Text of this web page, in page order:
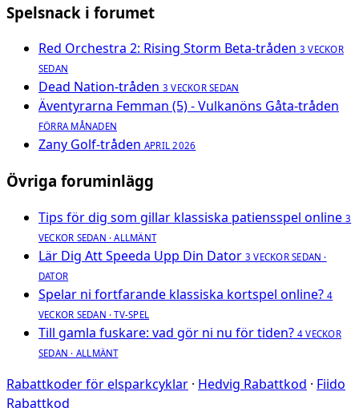
Spelsnack i forumet
Red Orchestra 2: Rising Storm Beta-tråden 3 VECKOR
SEDAN
Dead Nation-tråden 3 VECKOR SEDAN
Äventyrarna Femman (5) - Vulkanöns Gåta-tråden
FÖRRA MÅNADEN
Zany Golf-tråden APRIL 2026
Övriga foruminlägg
Tips för dig som gillar klassiska patiensspel online 3
VECKOR SEDAN · ALLMÄNT
Lär Dig Att Speeda Upp Din Dator 3 VECKOR SEDAN ·
DATOR
Spelar ni fortfarande klassiska kortspel online? 4
VECKOR SEDAN · TV-SPEL
Till gamla fuskare: vad gör ni nu för tiden? 4 VECKOR
SEDAN · ALLMÄNT
Rabattkoder för elsparkcyklar · Hedvig Rabattkod · Fiido
Rabattkod